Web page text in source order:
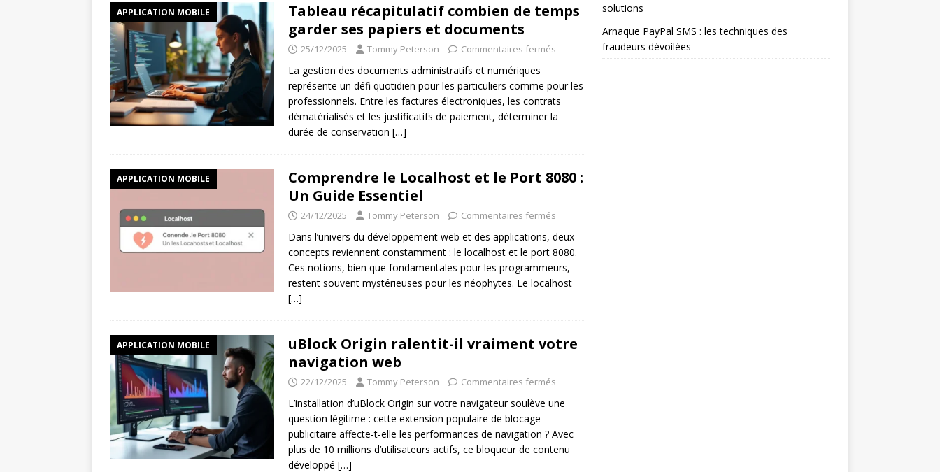
APPLICATION MOBILE
Tableau récapitulatif combien de temps
garder ses papiers et documents
25/12/2025 Tommy Peterson Commentaires fermés
La gestion des documents administratifs et numériques
représente un défi quotidien pour les particuliers comme pour les
professionnels. Entre les factures électroniques, les contrats
dématérialisés et les justificatifs de paiement, déterminer la
durée de conservation […]
APPLICATION MOBILE
Comprendre le Localhost et le Port 8080 :
Un Guide Essentiel
24/12/2025 Tommy Peterson Commentaires fermés
Dans l’univers du développement web et des applications, deux
concepts reviennent constamment : le localhost et le port 8080.
Ces notions, bien que fondamentales pour les programmeurs,
restent souvent mystérieuses pour les néophytes. Le localhost
[…]
APPLICATION MOBILE
uBlock Origin ralentit-il vraiment votre
navigation web
22/12/2025 Tommy Peterson Commentaires fermés
L’installation d’uBlock Origin sur votre navigateur soulève une
question légitime : cette extension populaire de blocage
publicitaire affecte-t-elle les performances de navigation ? Avec
plus de 10 millions d’utilisateurs actifs, ce bloqueur de contenu
développé […]
solutions
Arnaque PayPal SMS : les techniques des
fraudeurs dévoilées